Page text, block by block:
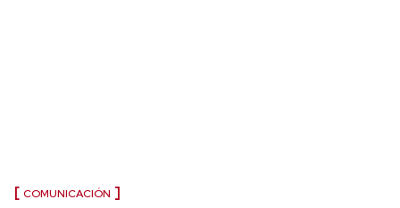
COMUNICACIÓN